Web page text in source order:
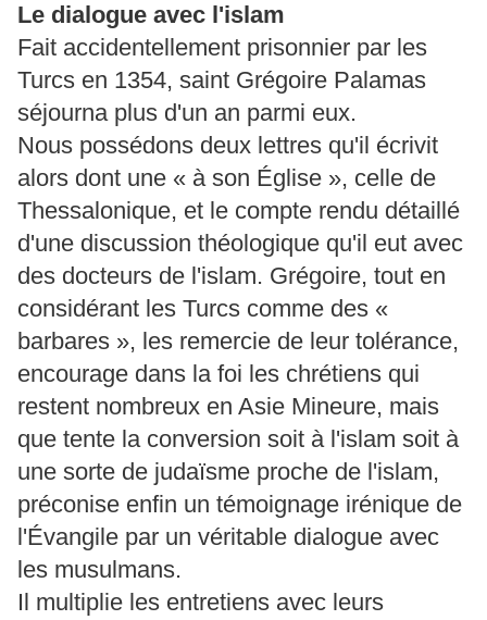
Le dialogue avec l'islam
Fait accidentellement prisonnier par les
Turcs en 1354, saint Grégoire Palamas
séjourna plus d'un an parmi eux.
Nous possédons deux lettres qu'il écrivit
alors dont une « à son Église », celle de
Thessalonique, et le compte rendu détaillé
d'une discussion théologique qu'il eut avec
des docteurs de l'islam. Grégoire, tout en
considérant les Turcs comme des «
barbares », les remercie de leur tolérance,
encourage dans la foi les chrétiens qui
restent nombreux en Asie Mineure, mais
que tente la conversion soit à l'islam soit à
une sorte de judaïsme proche de l'islam,
préconise enfin un témoignage irénique de
l'Évangile par un véritable dialogue avec
les musulmans.
Il multiplie les entretiens avec leurs